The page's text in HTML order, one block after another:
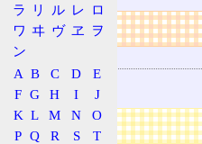
リンク
関連する用語
初版
広告
ラ
リ ル レ ロ
ワ ヰ ヴ ヱ
ヲ
ン
A B C D
E
F G H I
J
K L M N
O
P Q R S
T